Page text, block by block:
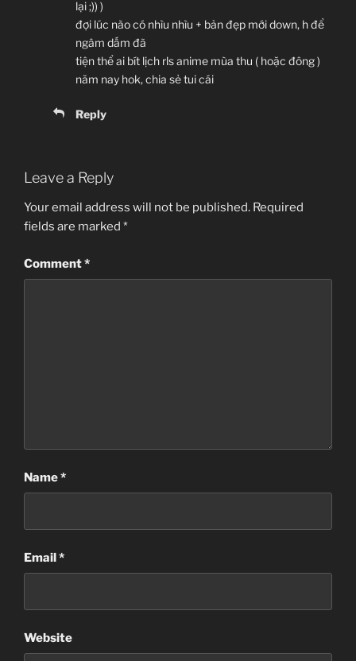
lại ;)) )
đợi lúc nào có nhìu nhìu + bản đẹp mới down, h để
ngâm dấm đã
tiện thể ai bít lịch rls anime mùa thu ( hoặc đông )
năm nay hok, chia sẻ tui cái
Reply
Leave a Reply
Your email address will not be published. Required
fields are marked *
Comment*
Name*
Email*
Website